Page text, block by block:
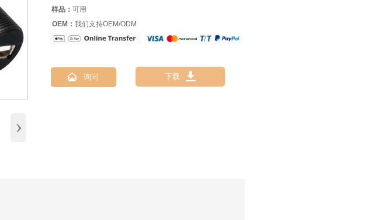
›
样品：可用
OEM： 我们支持OEM/ODM
 询问 下载 